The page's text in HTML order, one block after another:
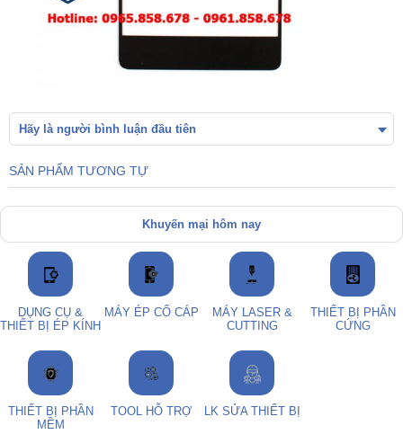
Hãy là người bình luận đầu tiên
SẢN PHẨM TƯƠNG TỰ
Khuyến mại hôm nay
DỤNG CỤ &
THIẾT BỊ ÉP KÍNH
MÁY ÉP CỔ CÁP
MÁY LASER &
CUTTING
THIẾT BỊ PHẦN
CỨNG
THIẾT BỊ PHẦN
MỀM
TOOL HỖ TRỢ LK SỬA THIẾT BỊ